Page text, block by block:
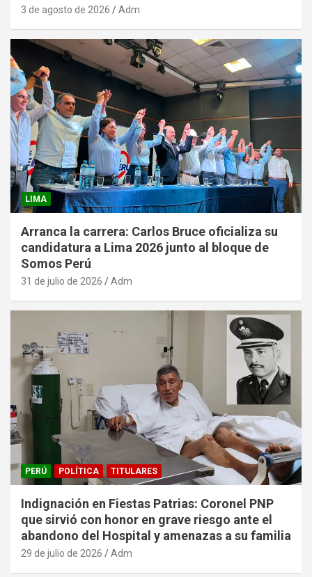
3 de agosto de 2026 Adm
LIMA
Arranca la carrera: Carlos Bruce oficializa su
candidatura a Lima 2026 junto al bloque de
Somos Perú
31 de julio de 2026 Adm
PERÚ POLÍTICA TITULARES
Indignación en Fiestas Patrias: Coronel PNP
que sirvió con honor en grave riesgo ante el
abandono del Hospital y amenazas a su familia
29 de julio de 2026 Adm